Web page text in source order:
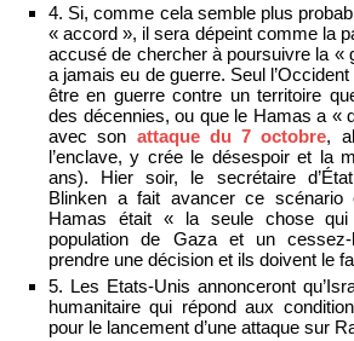
4. Si, comme cela semble plus
« accord », il sera dépeint comme la
accusé de chercher à poursuivre la «
a jamais eu de guerre. Seul l’Occident
être en guerre contre un territoire
des décennies, ou que le Hamas a «
avec son attaque du 7 octobre,
l’enclave, y crée le désespoir et la
ans). Hier soir, le secrétaire
Blinken a fait avancer ce scénario
Hamas était « la seule chose
population de Gaza et un
prendre une décision et ils doivent le
5. Les Etats-Unis annonceront
humanitaire qui répond aux
pour le lancement d’une attaque sur